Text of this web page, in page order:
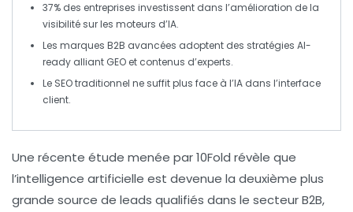
37% des entreprises investissent dans l’amélioration de la
visibilité sur les moteurs d’IA.
Les marques B2B avancées adoptent des stratégies AI-
ready alliant GEO et contenus d’experts.
Le SEO traditionnel ne suffit plus face à l’IA dans l’interface
client.
Une récente étude menée par 10Fold révèle que
l’intelligence artificielle est devenue la deuxième plus
grande source de leads qualifiés dans le secteur B2B,